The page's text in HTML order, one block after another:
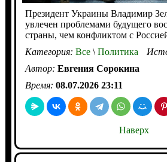
Президент Украины Владимир
увлечен проблемами будущего
страны, чем конфликтом с
Категория: Все\Политика
Автор: Евгения Сорокина
Время: 08.07.2026 23:11
Наверх